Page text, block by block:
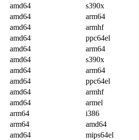
amd64
s390x
amd64
arm64
amd64
armhf
amd64
ppc64el
amd64
arm64
amd64
s390x
amd64
arm64
amd64
ppc64el
amd64
armhf
amd64
armel
arm64
i386
arm64
amd64
amd64
mips64el